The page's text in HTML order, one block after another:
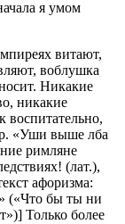
я умом
витают,
воблушка
Никакие
никакие
воспитательно,
«Уши выше лба
римляне
(лат.),
афоризма:
(«Что бы ты ни
Только более